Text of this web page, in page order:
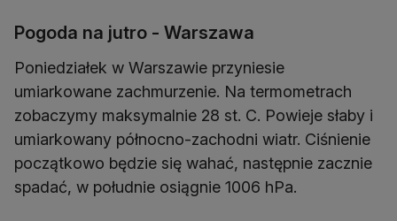
Pogoda na jutro - Warszawa
Poniedziałek w Warszawie przyniesie
umiarkowane zachmurzenie. Na termometrach
zobaczymy maksymalnie 28 st. C. Powieje słaby i
umiarkowany północno-zachodni wiatr. Ciśnienie
początkowo będzie się wahać, następnie zacznie